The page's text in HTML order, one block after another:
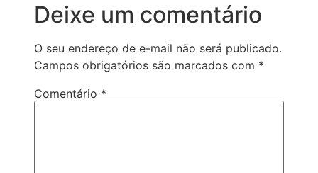
Deixe um comentário
O seu endereço de e-mail não será publicado.
Campos obrigatórios são marcados com *
Comentário *